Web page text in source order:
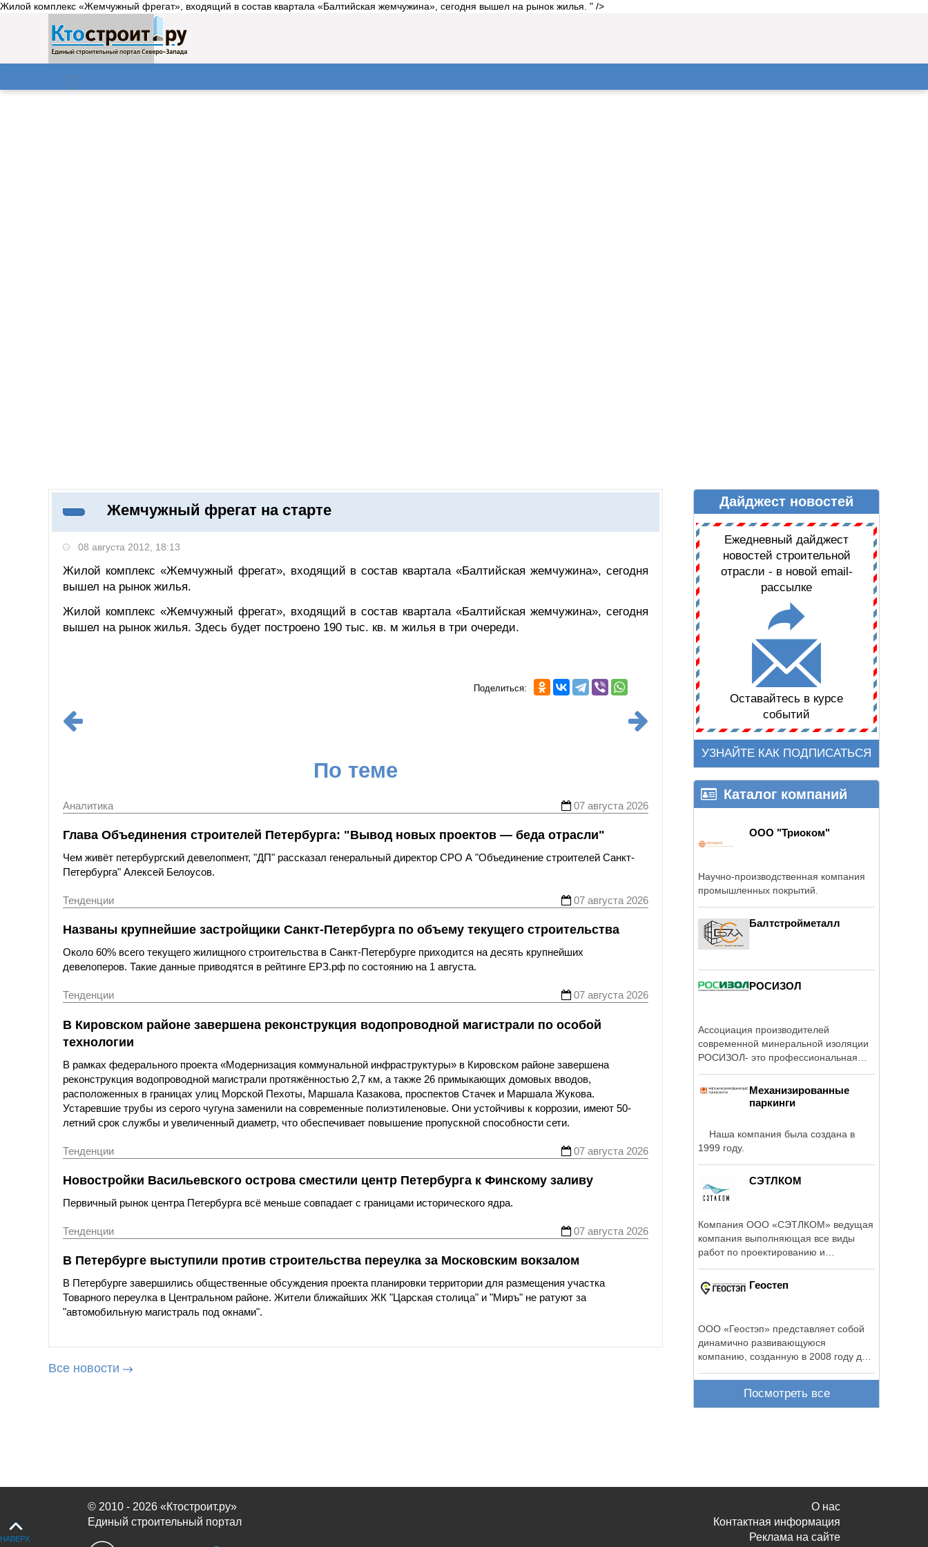
Жилой комплекс «Жемчужный фрегат», входящий в состав квартала «Балтийская жемчужина», сегодня вышел на рынок жилья. " />
Поиск
ДАЙДЖЕСТ НОВОСТЕЙ
Жемчужный фрегат на старте
08 августа 2012, 18:13
Жилой комплекс «Жемчужный фрегат», входящий в состав квартала «Балтийская жемчужина», сегодня
вышел на рынок жилья.
Жилой комплекс «Жемчужный фрегат», входящий в состав квартала «Балтийская жемчужина», сегодня
вышел на рынок жилья. Здесь будет построено 190 тыс. кв. м жилья в три очереди.
Поделиться:
По теме
Аналитика 07 августа 2026
Глава Объединения строителей Петербурга: "Вывод новых проектов — беда отрасли"
Чем живёт петербургский девелопмент, "ДП" рассказал генеральный директор СРО А "Объединение строителей Санкт-
Петербурга" Алексей Белоусов.
Тенденции 07 августа 2026
Названы крупнейшие застройщики Санкт-Петербурга по объему текущего строительства
Около 60% всего текущего жилищного строительства в Санкт-Петербурге приходится на десять крупнейших
девелоперов. Такие данные приводятся в рейтинге ЕРЗ.рф по состоянию на 1 августа.
Тенденции 07 августа 2026
В Кировском районе завершена реконструкция водопроводной магистрали по особой
технологии
В рамках федерального проекта «Модернизация коммунальной инфраструктуры» в Кировском районе завершена
реконструкция водопроводной магистрали протяжённостью 2,7 км, а также 26 примыкающих домовых вводов,
расположенных в границах улиц Морской Пехоты, Маршала Казакова, проспектов Стачек и Маршала Жукова.
Устаревшие трубы из серого чугуна заменили на современные полиэтиленовые. Они устойчивы к коррозии, имеют 50-
летний срок службы и увеличенный диаметр, что обеспечивает повышение пропускной способности сети.
Тенденции 07 августа 2026
Новостройки Васильевского острова сместили центр Петербурга к Финскому заливу
Первичный рынок центра Петербурга всё меньше совпадает с границами исторического ядра.
Тенденции 07 августа 2026
В Петербурге выступили против строительства переулка за Московским вокзалом
В Петербурге завершились общественные обсуждения проекта планировки территории для размещения участка
Товарного переулка в Центральном районе. Жители ближайших ЖК "Царская столица" и "Миръ" не ратуют за
"автомобильную магистраль под окнами".
Все новости
Дайджест новостей
Ежедневный дайджест
новостей строительной
отрасли - в новой email-
рассылке
Оставайтесь в курсе
событий
УЗНАЙТЕ КАК ПОДПИСАТЬСЯ
Каталог компаний
ООО "Триоком"
Научно-производственная компания
промышленных покрытий.
Балтстройметалл
РОСИЗОЛ
Ассоциация производителей
современной минеральной изоляции
РОСИЗОЛ- это профессиональная
Механизированные
паркинги
Наша компания была создана в
1999 году.
СЭТЛКОМ
Компания ООО «СЭТЛКОМ» ведущая
компания выполняющая все виды
работ по проектированию и
Геостеп
ООО «Геостэп» представляет собой
динамично развивающуюся
компанию, созданную в 2008 году для
Посмотреть все
© 2010 - 2026 «Ктостроит.ру»
Единый строительный портал
О нас
Контактная информация
Реклама на сайте
НАВЕРХ